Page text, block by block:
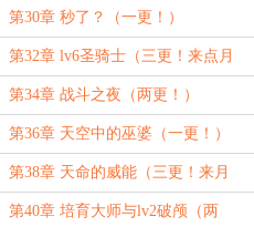
更！）
第30章 秒了？（一更！）
第32章 lv6圣骑士（三更！来点月
票！）
第34章 战斗之夜（两更！）
第36章 天空中的巫婆（一更！）
第38章 天命的威能（三更！来月
票！）
第40章 培育大师与lv2破颅（两